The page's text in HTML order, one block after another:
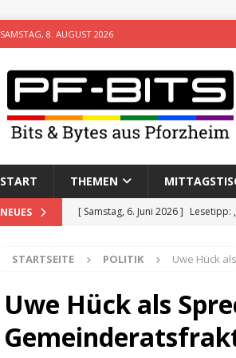
SAMSTAG, 8. AUGUST 2026
START THEMEN
NEUES [ Samstag, 6. Juni 2026 ] Lesetipp:
[ Sonntag, 15. Februar 2026 ]
VERANSTALTUNGEN
[ Donnerstag, 11. Dezember 2025 ]
[ Mittwoch, 5. August 2026 ]
STARTSEITE POLITIK Uwe Hück
Uwe Hück als